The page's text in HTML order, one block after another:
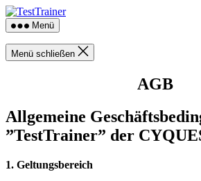
Direkt
zum
Inhalt
wechseln
TestTrainer
Menü
Menü schließen
AGB
Allgemeine
”TestTrainer” der
1. Geltungsbereich